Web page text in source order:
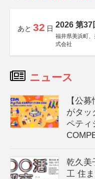
あと 32 日 2026 第37
福井県美浜町
式会社
ニュース
【公
がタッ
ペティ
乾久美
工 住